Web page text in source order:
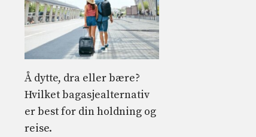
Å dytte, dra eller bære?
Hvilket bagasjealternativ
er best for din holdning og
reise.